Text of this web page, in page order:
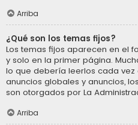
Arriba
¿Qué son los temas fijos?
Los temas fijos aparecen en el
y solo en la primer página.
lo que debería leerlos cada
anuncios globales y anuncios,
son otorgados por La
Arriba